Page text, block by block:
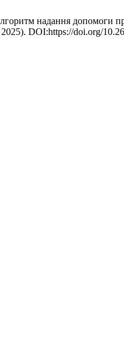
надання допомоги
DOI:https://doi.org/